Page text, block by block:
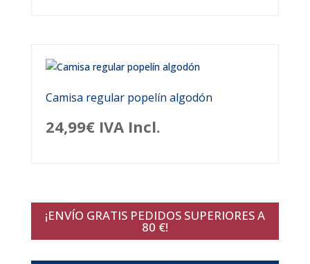
Camisa regular popelín algodón
24,99€ IVA Incl.
¡ENVÍO GRATIS PEDIDOS SUPERIORES A
80 €!